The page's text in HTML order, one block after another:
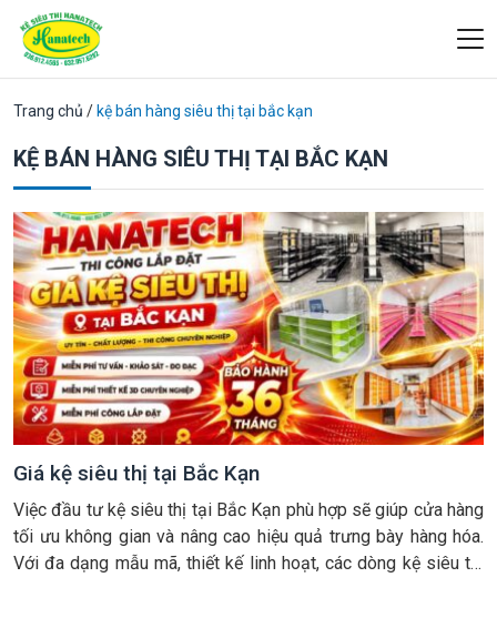
Trang chủ / kệ bán hàng siêu thị tại bắc kạn
KỆ BÁN HÀNG SIÊU THỊ TẠI BẮC KẠN
Giá kệ siêu thị tại Bắc Kạn
Việc đầu tư kệ siêu thị tại Bắc Kạn phù hợp sẽ giúp cửa hàng
tối ưu không gian và nâng cao hiệu quả trưng bày hàng hóa.
Với đa dạng mẫu mã, thiết kế linh hoạt, các dòng kệ siêu thị